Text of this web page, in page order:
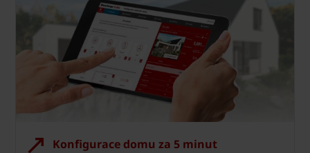
Konfigurace domu za 5 minut